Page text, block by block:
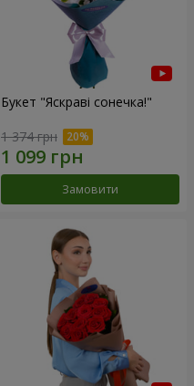
Букет "Яскраві сонечка!"
1 374 грн
Замовити